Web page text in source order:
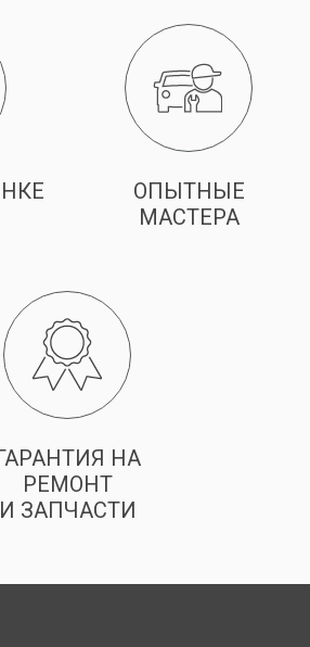
ОПЫТНЫЕ
МАСТЕРА
НА
РЕМОНТ
И ЗАПЧАСТИ